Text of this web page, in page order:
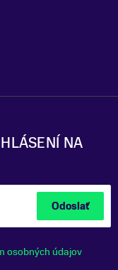
NA
Odoslať
osobných údajov